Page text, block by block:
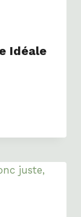
Idéale